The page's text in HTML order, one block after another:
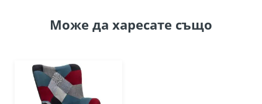
Може да харесате също